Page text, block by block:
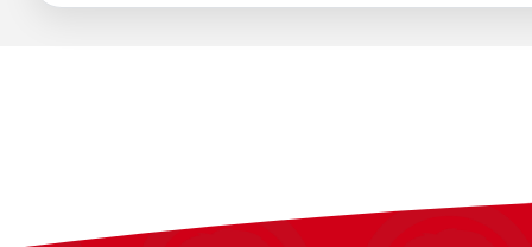
Alkoholbaseret blæk for jævn, stribefri farvelægning